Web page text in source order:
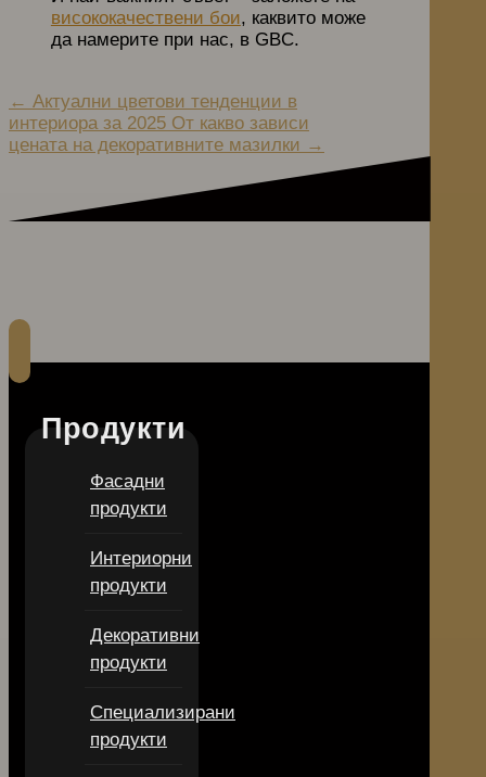
висококачествени бои, каквито може
да намерите при нас, в GBC.
← Актуални цветови тенденции в
интериора за 2025 От какво зависи
цената на декоративните мазилки →
Продукти
Фасадни
продукти
Интериорни
продукти
Декоративни
продукти
Специализирани
продукти